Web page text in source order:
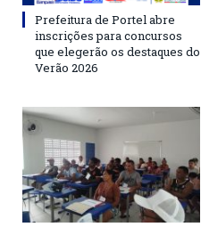
Prefeitura de Portel abre
inscrições para concursos
que elegerão os destaques do
Verão 2026